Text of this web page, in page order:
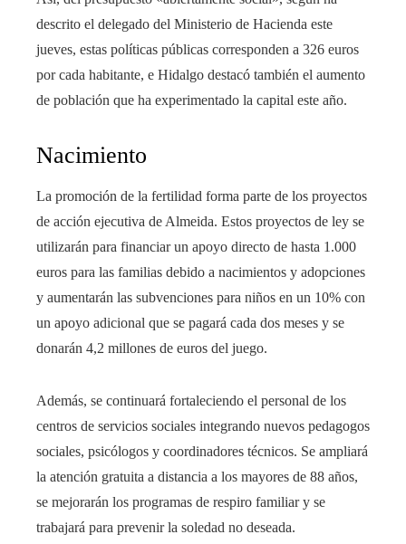
descrito el delegado del Ministerio de Hacienda este
jueves, estas políticas públicas corresponden a 326 euros
por cada habitante, e Hidalgo destacó también el aumento
de población que ha experimentado la capital este año.
Nacimiento
La promoción de la fertilidad forma parte de los proyectos
de acción ejecutiva de Almeida. Estos proyectos de ley se
utilizarán para financiar un apoyo directo de hasta 1.000
euros para las familias debido a nacimientos y adopciones
y aumentarán las subvenciones para niños en un 10% con
un apoyo adicional que se pagará cada dos meses y se
donarán 4,2 millones de euros del juego.
Además, se continuará fortaleciendo el personal de los
centros de servicios sociales integrando nuevos pedagogos
sociales, psicólogos y coordinadores técnicos. Se ampliará
la atención gratuita a distancia a los mayores de 88 años,
se mejorarán los programas de respiro familiar y se
trabajará para prevenir la soledad no deseada.